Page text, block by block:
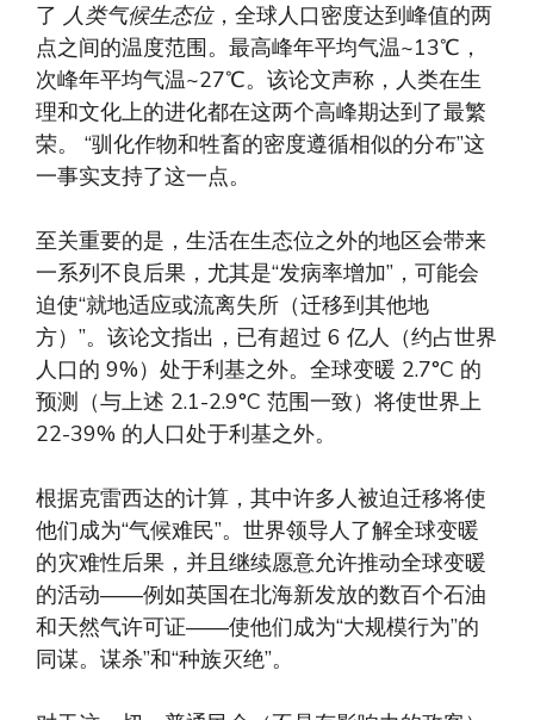
了 人类气候生态位，全球人口密度达到峰值的两
点之间的温度范围。最高峰年平均气温~13℃，
次峰年平均气温~27℃。该论文声称，人类在生
理和文化上的进化都在这两个高峰期达到了最繁
荣。 “驯化作物和牲畜的密度遵循相似的分布”这
一事实支持了这一点。
至关重要的是，生活在生态位之外的地区会带来
一系列不良后果，尤其是“发病率增加”，可能会
迫使“就地适应或流离失所（迁移到其他地
方）”。该论文指出，已有超过 6 亿人（约占世界
人口的 9%）处于利基之外。全球变暖 2.7°C 的
预测（与上述 2.1-2.9°C 范围一致）将使世界上
22-39% 的人口处于利基之外。
根据克雷西达的计算，其中许多人被迫迁移将使
他们成为“气候难民”。世界领导人了解全球变暖
的灾难性后果，并且继续愿意允许推动全球变暖
的活动——例如英国在北海新发放的数百个石油
和天然气许可证——使他们成为“大规模行为”的
同谋。谋杀”和“种族灭绝”。